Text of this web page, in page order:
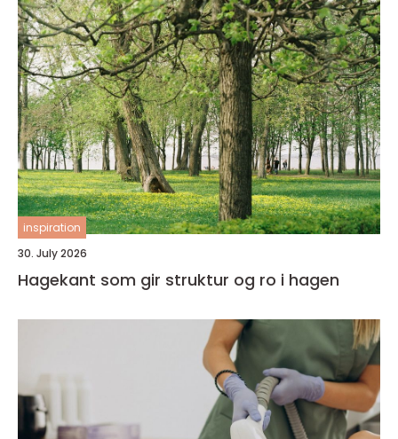
inspiration
30. July 2026
Hagekant som gir struktur og ro i hagen